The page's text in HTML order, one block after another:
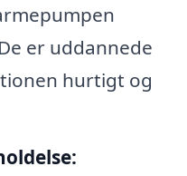
er uddannede
hurtigt og